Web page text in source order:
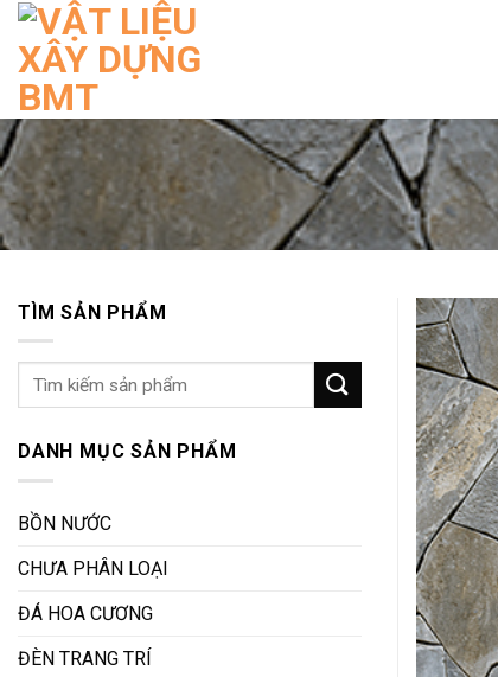
Skip
content
TÌM SẢN PHẨM
Tìm
DANH MỤC SẢN PHẨM
BỒN NƯỚC
CHƯA PHÂN LOẠI
ĐÁ HOA CƯƠNG
ĐÈN TRANG TRÍ